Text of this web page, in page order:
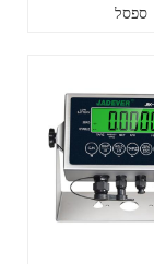
ספסל